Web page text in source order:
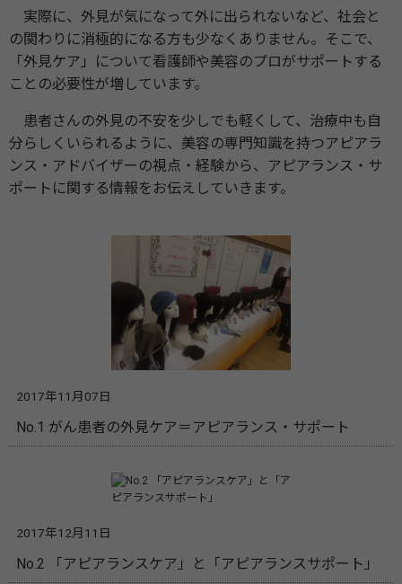
実際に、外見が気になって外に出られないなど、社会と
の関わりに消極的になる方も少なくありません。そこで、
「外見ケア」について看護師や美容のプロがサポートする
ことの必要性が増しています。
患者さんの外見の不安を少しでも軽くして、治療中も自
分らしくいられるように、美容の専門知識を持つアピアラ
ンス・アドバイザーの視点・経験から、アピアランス・サ
ポートに関する情報をお伝えしていきます。
2017年11月07日
No.1 がん患者の外見ケア＝アピアランス・サポート
2017年12月11日
No.2 「アピアランスケア」と「アピアランスサポート」